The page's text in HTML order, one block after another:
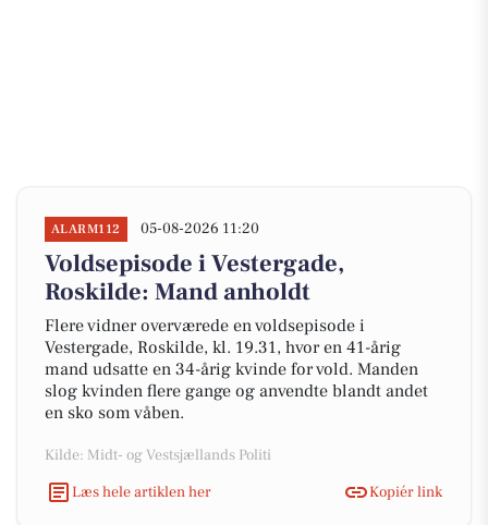
ALARM112 05-08-2026 11:20
Voldsepisode i Vestergade,
Roskilde: Mand anholdt
Flere vidner overværede en voldsepisode i
Vestergade, Roskilde, kl. 19.31, hvor en 41-årig
mand udsatte en 34-årig kvinde for vold. Manden
slog kvinden flere gange og anvendte blandt andet
en sko som våben.
Kilde: Midt- og Vestsjællands Politi
Læs hele artiklen her
Kopiér link